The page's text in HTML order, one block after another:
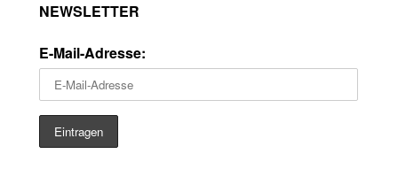
NEWSLETTER
E-Mail-Adresse: